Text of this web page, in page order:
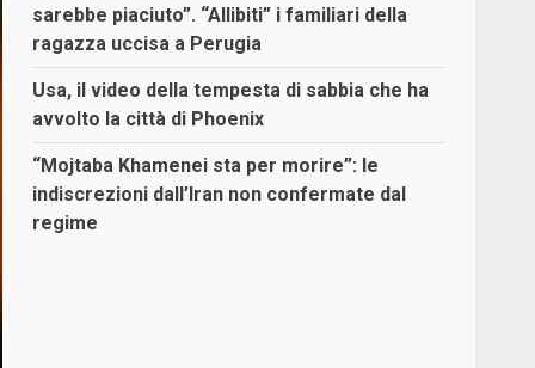
sarebbe piaciuto”. “Allibiti” i familiari della
ragazza uccisa a Perugia
Usa, il video della tempesta di sabbia che ha
avvolto la città di Phoenix
“Mojtaba Khamenei sta per morire”: le
indiscrezioni dall’Iran non confermate dal
regime